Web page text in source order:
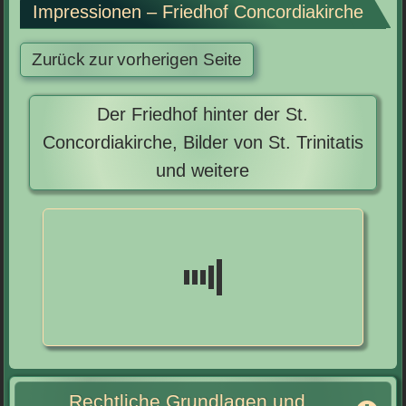
Impressionen – Friedhof Concordiakirche
Der Friedhof hinter der St.
Concordiakirche, Bilder von St. Trinitatis
und weitere
Rechtliche Grundlagen und